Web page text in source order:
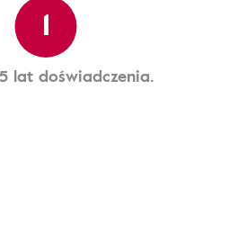
1
lat doświadczenia.